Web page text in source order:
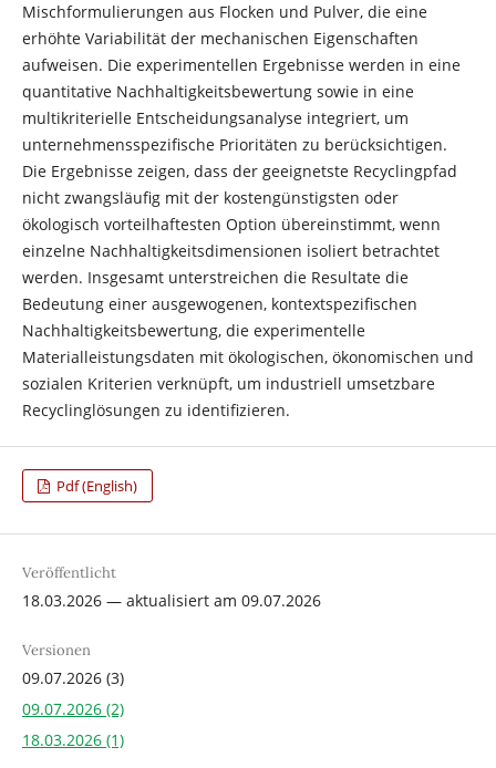
Mischformulierungen aus Flocken und Pulver, die eine
erhöhte Variabilität der mechanischen Eigenschaften
aufweisen. Die experimentellen Ergebnisse werden in eine
quantitative Nachhaltigkeitsbewertung sowie in eine
multikriterielle Entscheidungsanalyse integriert, um
unternehmensspezifische Prioritäten zu berücksichtigen.
Die Ergebnisse zeigen, dass der geeignetste Recyclingpfad
nicht zwangsläufig mit der kostengünstigsten oder
ökologisch vorteilhaftesten Option übereinstimmt, wenn
einzelne Nachhaltigkeitsdimensionen isoliert betrachtet
werden. Insgesamt unterstreichen die Resultate die
Bedeutung einer ausgewogenen, kontextspezifischen
Nachhaltigkeitsbewertung, die experimentelle
Materialleistungsdaten mit ökologischen, ökonomischen und
sozialen Kriterien verknüpft, um industriell umsetzbare
Recyclinglösungen zu identifizieren.
Pdf (English)
Veröffentlicht
18.03.2026 — aktualisiert am 09.07.2026
Versionen
09.07.2026 (3)
09.07.2026 (2)
18.03.2026 (1)